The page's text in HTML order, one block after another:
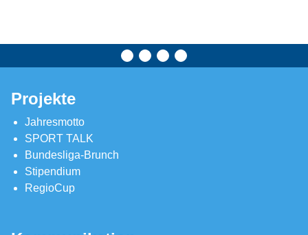
Projekte
Jahresmotto
SPORT TALK
Bundesliga-Brunch
Stipendium
RegioCup